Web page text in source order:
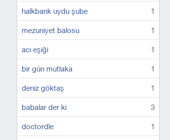
halkbank uydu şube 1
mezuniyet balosu 1
acı eşiği 1
bir gün mutlaka 1
deniz göktaş 1
babalar der ki 3
doctordle 1